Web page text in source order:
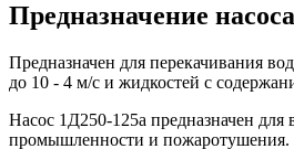
Предназначение
Предназначен для перекачивания
до 10 - 4 м/с и жидкостей с
Насос 1Д250-125а предназначен для
промышленности и пожаротушения.